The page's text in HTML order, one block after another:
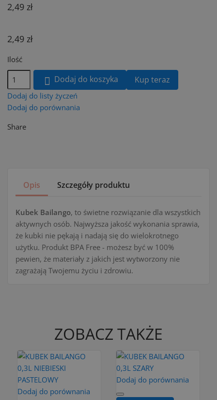
2,49 zł
2,49 zł
Ilość
 Dodaj do koszyka Kup teraz
Dodaj do listy życzeń
Dodaj do porównania
Share
Opis Szczegóły produktu
Kubek Bailango, to świetne rozwiązanie dla wszystkich
aktywnych osób. Najwyższa jakość wykonania sprawia,
że kubki nie pękają i nadają się do wielokrotnego
użytku. Produkt BPA Free - możesz być w 100%
pewien, że materiały z jakich jest wytworzony nie
zagrażają Twojemu życiu i zdrowiu.
ZOBACZ TAKŻE
Dodaj do porównania
Dodaj do porównania